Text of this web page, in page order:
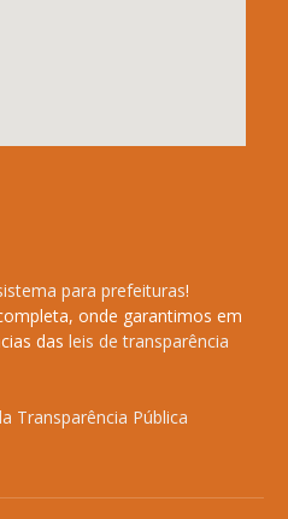
para prefeituras!
onde garantimos em
das leis de transparência
Transparência Pública